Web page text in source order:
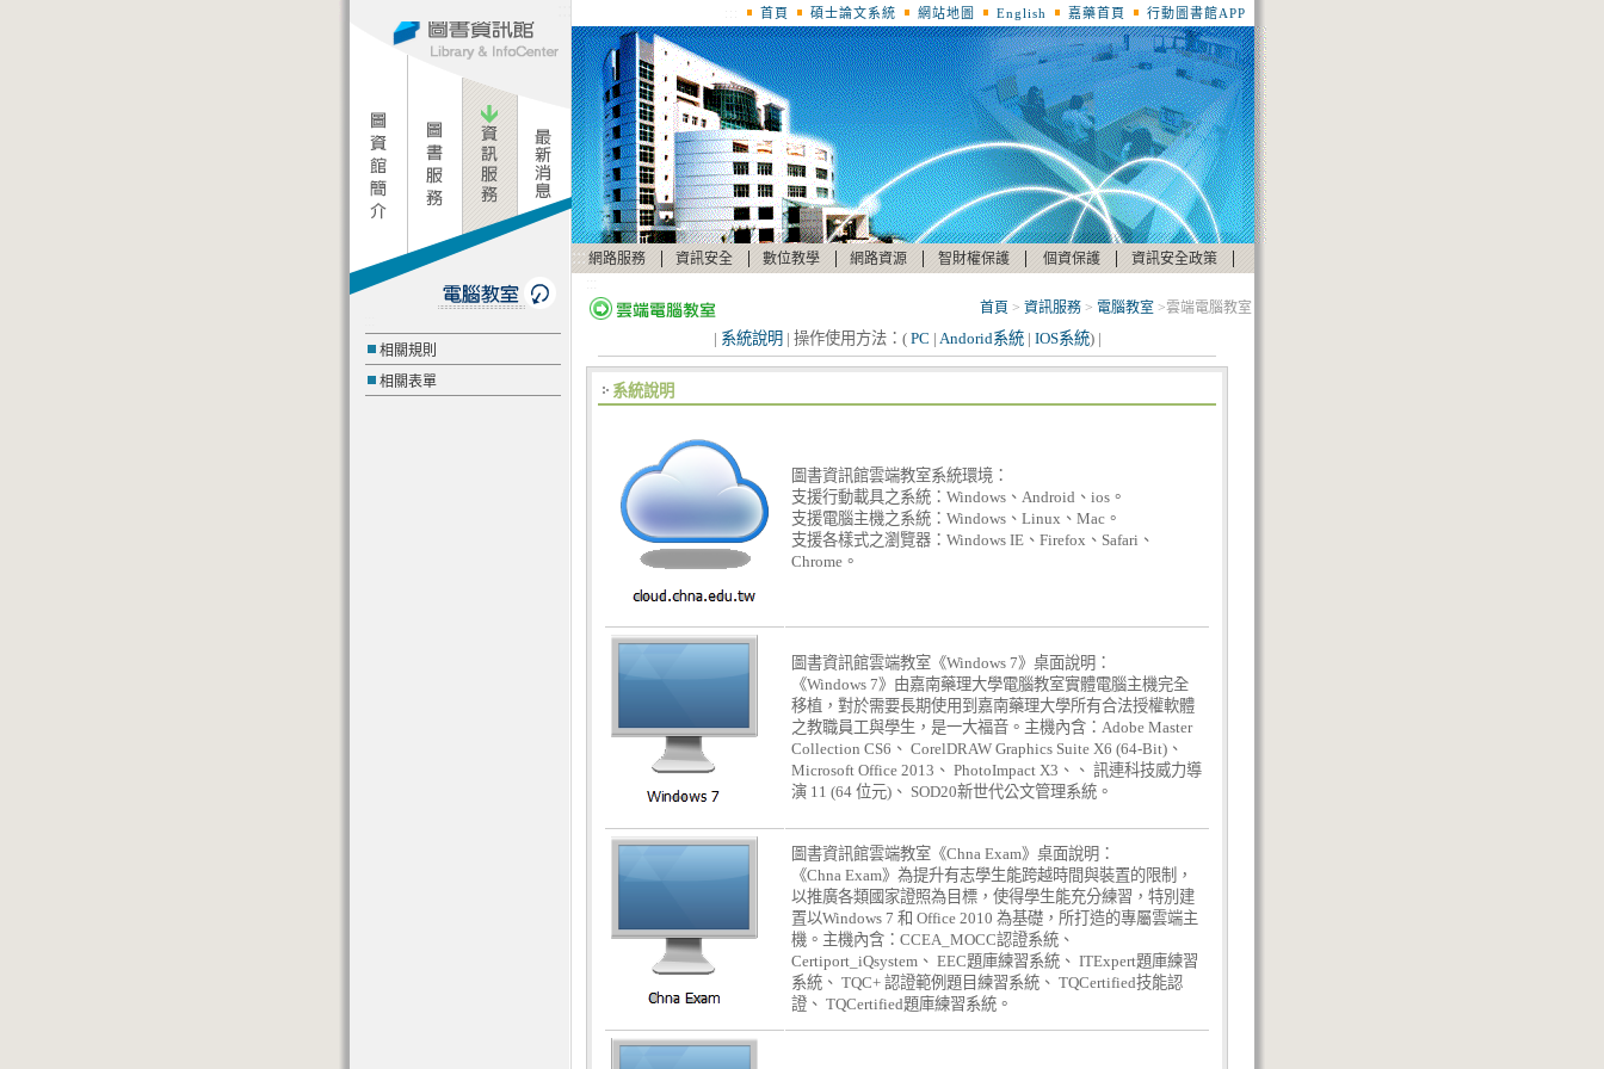
相關規則
相關表單
首頁 碩士論文系統 網站地圖 English 嘉藥首頁 行動圖書館APP
::: 網路服務 | 資訊安全 | 數位教學 | 網路資源 | 智財權保護 | 個資保護 | 資訊安全政策 |
首頁 > 資訊服務 > 電腦教室 >雲端電腦教室
| 系統說明 | 操作使用方法：( PC | Andorid系統| IOS系統) |
系統說明
圖書資訊館雲端教室系統環境：
支援行動載具之系統：Windows、Android、ios。
支援電腦主機之系統：Windows、Linux、Mac。
支援各樣式之瀏覽器：Windows IE、Firefox、Safari、
Chrome。
圖書資訊館雲端教室《Windows 7》桌面說明：
《Windows 7》由嘉南藥理大學電腦教室實體電腦主機完全
移植，對於需要長期使用到嘉南藥理大學所有合法授權軟體
之教職員工與學生，是一大福音。主機內含：Adobe Master
Collection CS6、 CorelDRAW Graphics Suite X6 (64-Bit)、
Microsoft Office 2013、 PhotoImpact X3、、 訊連科技威力導
演 11 (64 位元)、 SOD20新世代公文管理系統。
圖書資訊館雲端教室《Chna Exam》桌面說明：
《Chna Exam》為提升有志學生能跨越時間與裝置的限制，
以推廣各類國家證照為目標，使得學生能充分練習，特別建
置以Windows 7 和 Office 2010 為基礎，所打造的專屬雲端主
機。主機內含：CCEA_MOCC認證系統、
Certiport_iQsystem、 EEC題庫練習系統、 ITExpert題庫練習
系統、 TQC+ 認證範例題目練習系統、 TQCertified技能認
證、 TQCertified題庫練習系統。